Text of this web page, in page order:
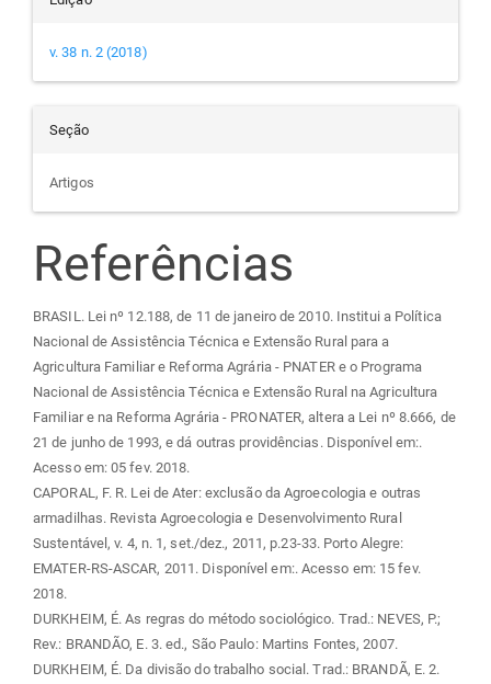
v. 38 n. 2 (2018)
Seção
Artigos
Referências
BRASIL. Lei nº 12.188, de 11 de janeiro de 2010. Institui a Política
Nacional de Assistência Técnica e Extensão Rural para a
Agricultura Familiar e Reforma Agrária - PNATER e o Programa
Nacional de Assistência Técnica e Extensão Rural na Agricultura
Familiar e na Reforma Agrária - PRONATER, altera a Lei nº 8.666, de
21 de junho de 1993, e dá outras providências. Disponível em:.
Acesso em: 05 fev. 2018.
CAPORAL, F. R. Lei de Ater: exclusão da Agroecologia e outras
armadilhas. Revista Agroecologia e Desenvolvimento Rural
Sustentável, v. 4, n. 1, set./dez., 2011, p.23-33. Porto Alegre:
EMATER-RS-ASCAR, 2011. Disponível em:. Acesso em: 15 fev.
2018.
DURKHEIM, É. As regras do método sociológico. Trad.: NEVES, P.;
Rev.: BRANDÃO, E. 3. ed., São Paulo: Martins Fontes, 2007.
DURKHEIM, É. Da divisão do trabalho social. Trad.: BRANDÃ, E. 2.